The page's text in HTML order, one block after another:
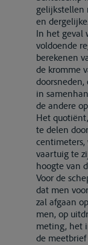
gelijkstellen
en dergelijke.
In het geval
voldoende
berekenen
de kromme
doorsneden,
in
de andere
Het
te delen
centimeters,
vaartuig te
hoogte van
Voor de
dat men
zal afgaan
men, op
meting, het
de meetbrief